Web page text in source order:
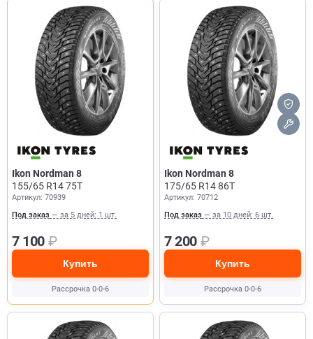
Ikon Nordman 8
155/65 R14 75T
Артикул: 70939
Под заказ — за 5 дней: 1 шт.
7 100 ₽
Купить
Рассрочка 0-0-6
Ikon Nordman 8
175/65 R14 86T
Артикул: 70712
Под заказ — за 10 дней: 6 шт.
7 200 ₽
Купить
Рассрочка 0-0-6